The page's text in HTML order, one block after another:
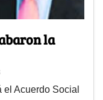
la
el Acuerdo Social